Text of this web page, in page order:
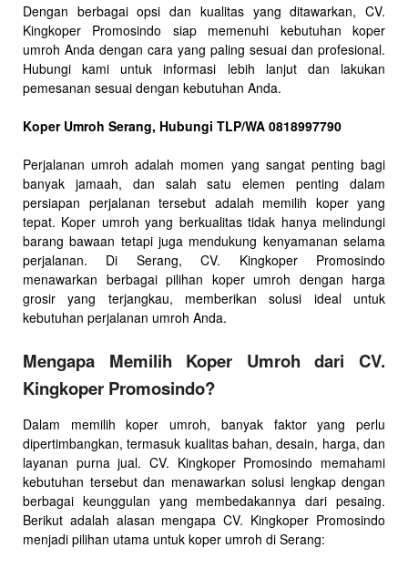
Dengan berbagai opsi dan kualitas yang ditawarkan, CV.
Kingkoper Promosindo siap memenuhi kebutuhan koper
umroh Anda dengan cara yang paling sesuai dan profesional.
Hubungi kami untuk informasi lebih lanjut dan lakukan
pemesanan sesuai dengan kebutuhan Anda.
Koper Umroh Serang, Hubungi TLP/WA 0818997790
Perjalanan umroh adalah momen yang sangat penting bagi
banyak jamaah, dan salah satu elemen penting dalam
persiapan perjalanan tersebut adalah memilih koper yang
tepat. Koper umroh yang berkualitas tidak hanya melindungi
barang bawaan tetapi juga mendukung kenyamanan selama
perjalanan. Di Serang, CV. Kingkoper Promosindo
menawarkan berbagai pilihan koper umroh dengan harga
grosir yang terjangkau, memberikan solusi ideal untuk
kebutuhan perjalanan umroh Anda.
Mengapa Memilih Koper Umroh dari CV.
Kingkoper Promosindo?
Dalam memilih koper umroh, banyak faktor yang perlu
dipertimbangkan, termasuk kualitas bahan, desain, harga, dan
layanan purna jual. CV. Kingkoper Promosindo memahami
kebutuhan tersebut dan menawarkan solusi lengkap dengan
berbagai keunggulan yang membedakannya dari pesaing.
Berikut adalah alasan mengapa CV. Kingkoper Promosindo
menjadi pilihan utama untuk koper umroh di Serang: